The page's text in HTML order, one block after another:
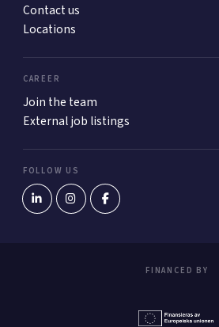
Contact us
Locations
CAREER
Join the team
External job listings
FOLLOW US
FINANCED BY